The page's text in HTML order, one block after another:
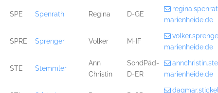
SPE Spenrath Regina D-GE
marienheide.de
SPRE Sprenger Volker M-IF
marienheide.de
STE Stemmler
Ann
Christin
SondPäd-
D-ER
marienheide.de